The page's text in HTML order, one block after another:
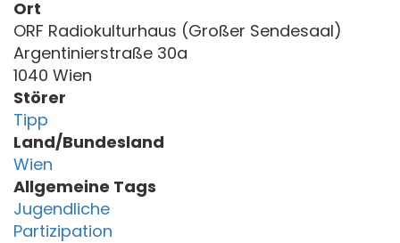
Ort
ORF Radiokulturhaus (Großer Sendesaal)
Argentinierstraße 30a
1040 Wien
Störer
Tipp
Land/Bundesland
Wien
Allgemeine Tags
Jugendliche
Partizipation